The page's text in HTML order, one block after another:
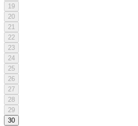
19
20
21
22
23
24
25
26
27
28
29
30